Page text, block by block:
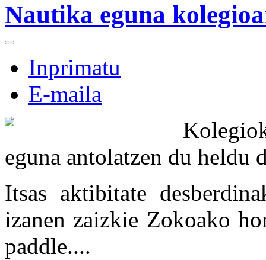
Nautika eguna
Inprimatu
E-maila
eguna antolatzen du heldu
Itsas aktibitate
izanen zaizkie Zokoako
paddle....